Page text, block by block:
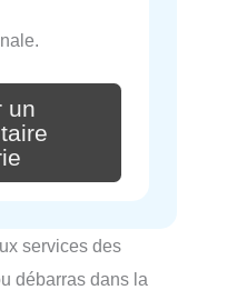
un
services des
débarras dans la